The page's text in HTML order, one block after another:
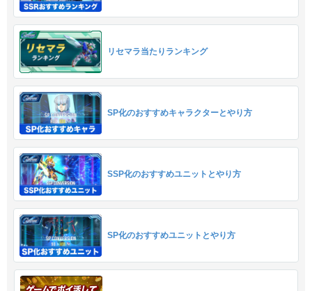
リセマラ当たりランキング
SP化のおすすめキャラクターとやり方
SSP化のおすすめユニットとやり方
SP化のおすすめユニットとやり方